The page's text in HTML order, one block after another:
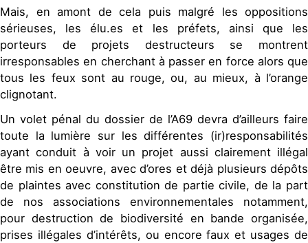
Mais, en amont de cela puis malgré les oppositions
sérieuses, les élu.es et les préfets, ainsi que les
porteurs de projets destructeurs se montrent
irresponsables en cherchant à passer en force alors que
tous les feux sont au rouge, ou, au mieux, à l’orange
clignotant.
Un volet pénal du dossier de l’A69 devra d’ailleurs faire
toute la lumière sur les différentes (ir)responsabilités
ayant conduit à voir un projet aussi clairement illégal
être mis en oeuvre, avec d’ores et déjà plusieurs dépôts
de plaintes avec constitution de partie civile, de la part
de nos associations environnementales notamment,
pour destruction de biodiversité en bande organisée,
prises illégales d’intérêts, ou encore faux et usages de